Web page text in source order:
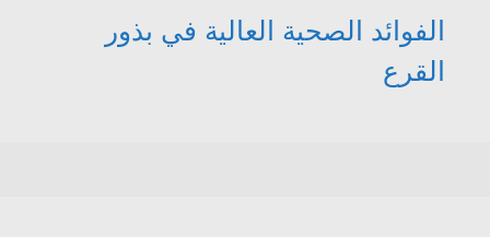
الفوائد الصحية العالية في بذور
القرع